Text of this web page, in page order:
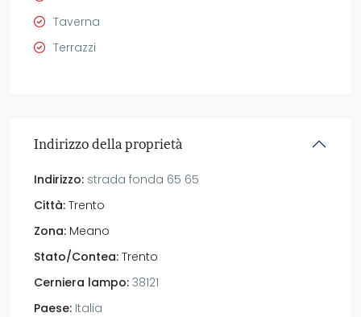
Taverna
Terrazzi
Indirizzo della proprietà
Indirizzo: strada fonda 65 65
Città: Trento
Zona: Meano
Stato/Contea: Trento
Cerniera lampo: 38121
Paese: Italia